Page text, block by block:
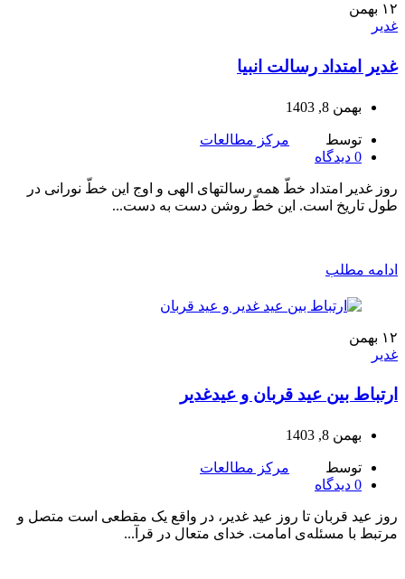
۱۲ بهمن
غدیر
غدیر امتداد رسالت انبیا
بهمن 8, 1403
توسط
مرکز مطالعات
0 دیدگاه
روز غدیر امتداد خطّ همه رسالتهای الهی و اوج این خطّ نورانی در
طول تاریخ است. این خطّ روشن دست به دست...
ادامه مطلب
۱۲ بهمن
غدیر
ارتباط بین عید قربان و عیدغدیر
بهمن 8, 1403
توسط
مرکز مطالعات
0 دیدگاه
روز عید قربان تا روز عید غدیر، در واقع یک مقطعی است متصل و
مرتبط با مسئله‌ی امامت. خدای متعال در قرآ...